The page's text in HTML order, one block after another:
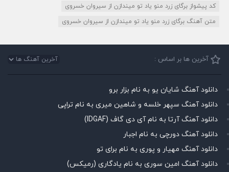
کد پیشواز برگای زرد منو یاد تو میندازن از سیروان خسروی
متن آهنگ برگای زرد منو یاد تو میندازن از سیروان خسروی
آخرین ها بر اساس :
دانلود آهنگ شایان یو به نام بزار برو
دانلود آهنگ سپهر خلسه و شاهین میری به نام تراپی
دانلود آهنگ آرتا به نام آی دی گاف (IDGAF)
دانلود آهنگ دورچی به نام اجبار
دانلود آهنگ مهیار و پوری به نام برای تو
دانلود آهنگ امین سوری به نام یادگاری (رمیکس)